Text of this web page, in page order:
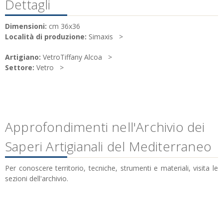
Dettagli
Dimensioni: cm 36x36
Località di produzione: Simaxis
Artigiano: VetroTiffany Alcoa
Settore: Vetro
Approfondimenti nell'Archivio dei
Saperi Artigianali del Mediterraneo
Per conoscere territorio, tecniche, strumenti e materiali, visita le
sezioni dell'archivio.